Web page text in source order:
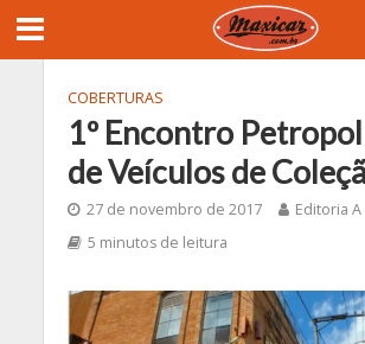
COBERTURAS
1º Encontro
de Veículos de
27 de novembro de 2017
Editoria A
5 minutos de leitura